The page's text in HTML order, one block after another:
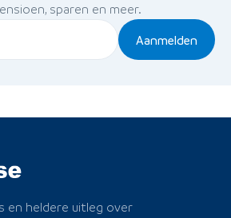
sparen en meer.
Aanmelden
en heldere uitleg over